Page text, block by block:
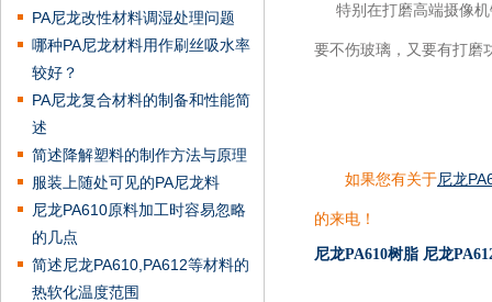
PA尼龙改性材料调湿处理问题
哪种PA尼龙材料用作刷丝吸水率
较好？
PA尼龙复合材料的制备和性能简
述
简述降解塑料的制作方法与原理
服装上随处可见的PA尼龙料
尼龙PA610原料加工时容易忽略
的几点
简述尼龙PA610,PA612等材料的
热软化温度范围
特别在打磨高端摄像机
要不伤玻璃，又要有打磨
如果您有关于尼龙
的来电！
尼龙PA610树脂 尼龙